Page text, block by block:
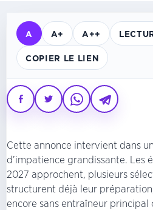
A A+ A++
COPIER LE LIEN
Cette annonce intervient dans
d’impatience grandissante. Les
2027 approchent, plusieurs
structurent déjà leur
encore sans entraîneur